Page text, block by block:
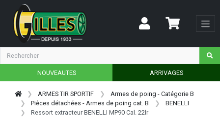
NOUVEAUTES ARRIVAGES
ARMES TIR SPORTIF
Armes de poing - Catégorie B
Pièces détachées - Armes de poing cat. B
BENELLI
Ressort extracteur BENELLI MP90 Cal. 22lr